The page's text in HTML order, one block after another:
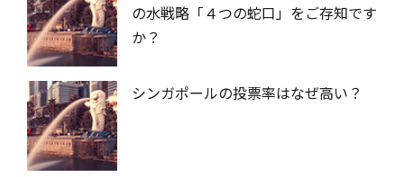
の水戦略「４つの蛇口」をご存知です
か？
シンガポールの投票率はなぜ高い？